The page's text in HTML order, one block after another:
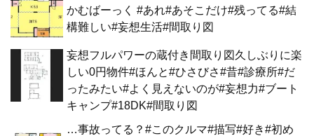
かむばーっく #あれ#あそこだけ#残ってる#結
構難しい#妄想生活#間取り図
妄想フルパワーの蔵付き間取り図久しぶりに楽
しい0円物件#ほんと#ひさびさ#昔#診療所#だ
ったみたい#よく見えないのが#妄想力#ブート
キャンプ#18DK#間取り図
…事故ってる？#このクルマ#描写#好き#初め